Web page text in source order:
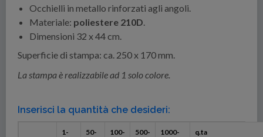
Occhielli in metallo rinforzati agli angoli.
Materiale: poliestere 210D.
Dimensioni 32 x 44 cm.
Superficie di stampa: ca. 250 x 170 mm.
La stampa è realizzabile ad 1 solo colore.
Inserisci la quantità che desideri:
1-
50-
100-
500-
1000-
q.ta